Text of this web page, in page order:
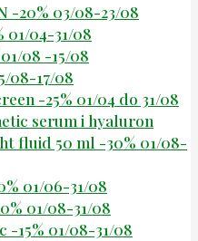
-20% 03/08-23/08
01/04-31/08
08 -15/08
08-17/08
-25% 01/04 do 31/08
serum i hyaluron
fluid 50 ml -30% 01/08-
01/06-31/08
01/08-31/08
-15% 01/08-31/08